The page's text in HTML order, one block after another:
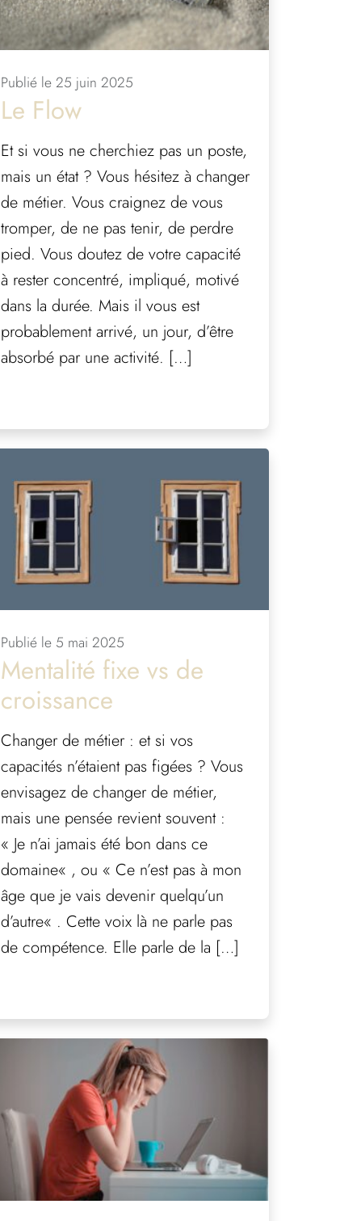
Publié le 25 juin 2025
Le Flow
Et si vous ne cherchiez pas un poste,
mais un état ? Vous hésitez à changer
de métier. Vous craignez de vous
tromper, de ne pas tenir, de perdre
pied. Vous doutez de votre capacité
à rester concentré, impliqué, motivé
dans la durée. Mais il vous est
probablement arrivé, un jour, d’être
absorbé par une activité. […]
Publié le 5 mai 2025
Mentalité fixe vs de
croissance
Changer de métier : et si vos
capacités n’étaient pas figées ? Vous
envisagez de changer de métier,
mais une pensée revient souvent :
« Je n’ai jamais été bon dans ce
domaine« , ou « Ce n’est pas à mon
âge que je vais devenir quelqu’un
d’autre« . Cette voix là ne parle pas
de compétence. Elle parle de la […]